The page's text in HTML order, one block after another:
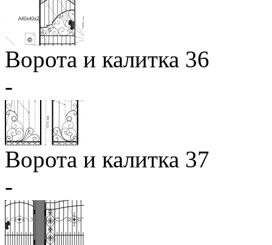
Ворота и калитка 36
-
Ворота и калитка 37
-